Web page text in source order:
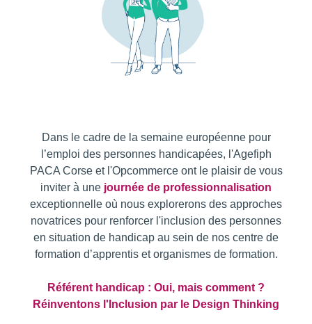
Dans le cadre de la semaine européenne pour
l’emploi des personnes handicapées, l'Agefiph
PACA Corse et l'Opcommerce ont le plaisir de vous
inviter à une journée de professionnalisation
exceptionnelle où nous explorerons des approches
novatrices pour renforcer l'inclusion des personnes
en situation de handicap au sein de nos centre de
formation d’apprentis et organismes de formation.
Référent handicap : Oui, mais comment ?
Réinventons l'Inclusion par le Design Thinking